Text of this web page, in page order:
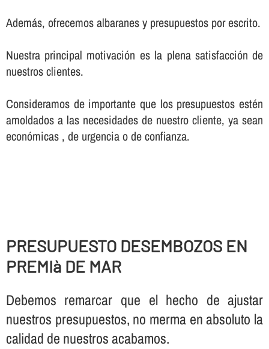
Además, ofrecemos albaranes y presupuestos por escrito.
Nuestra principal motivación es la plena satisfacción de
nuestros clientes.
Consideramos de importante que los presupuestos estén
amoldados a las necesidades de nuestro cliente, ya sean
económicas , de urgencia o de confianza.
PRESUPUESTO DESEMBOZOS EN
PREMIà DE MAR
Debemos remarcar que el hecho de ajustar
nuestros presupuestos, no merma en absoluto la
calidad de nuestros acabamos.